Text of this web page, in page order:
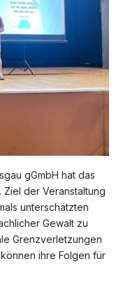
gGmbH hat das
der Veranstaltung
unterschätzten
Gewalt zu
Grenzverletzungen
ihre Folgen für